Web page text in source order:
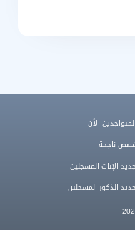
وسط ده كله؟
ثقة في نفسي؟
المتواجدين الأن
قصص ناجحة
جديد الإناث المسجلين
جديد الذكور المسجلين